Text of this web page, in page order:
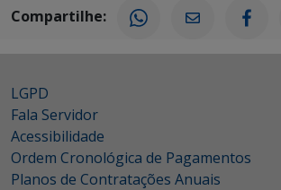
Compartilhe:
LGPD
Fala Servidor
Acessibilidade
Ordem Cronológica de Pagamentos
Planos de Contratações Anuais